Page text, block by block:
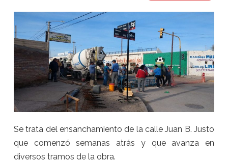
Se trata del ensanchamiento de la calle Juan B. Justo
que comenzó semanas atrás y que avanza en
diversos tramos de la obra.